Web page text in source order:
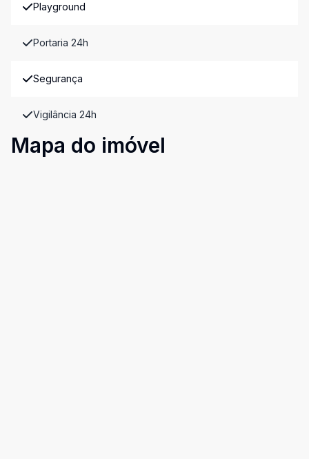
Playground
Portaria 24h
Segurança
Vigilância 24h
Mapa do imóvel